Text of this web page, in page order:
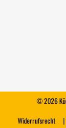
© 2026
Widerrufsrecht